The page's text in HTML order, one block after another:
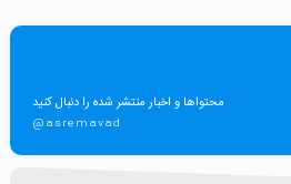
محتواها و اخبار منتشر شده را دنبال کنید
@asremavad